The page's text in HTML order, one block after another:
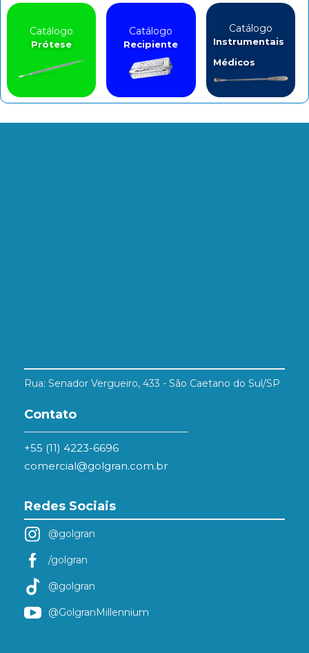
Catálogo
Prótese
Catálogo
Recipiente
Catálogo
Instrumentais
Médicos
Rua: Senador Vergueiro, 433 - São Caetano do Sul/SP
Contato
+55 (11) 4223-6696
comercial@golgran.com.br
Redes Sociais
@golgran
/golgran
@golgran
@GolgranMillennium